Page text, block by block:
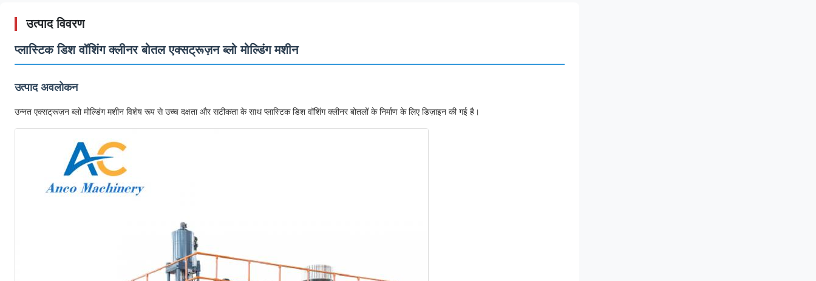
उत्पाद विवरण
प्लास्टिक डिश वॉशिंग क्लीनर बोतल एक्सट्रूज़न ब्लो मोल्डिंग मशीन
उत्पाद अवलोकन
उन्नत एक्सट्रूज़न ब्लो मोल्डिंग मशीन विशेष रूप से उच्च दक्षता और सटीकता के साथ प्लास्टिक डिश वॉशिंग क्लीनर बोतलों के निर्माण के लिए डिज़ाइन की गई है।